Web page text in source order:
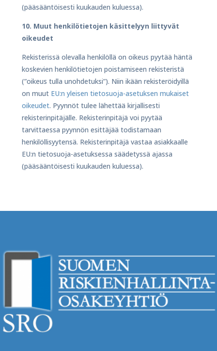
(pääsääntöisesti kuukauden kuluessa).
10. Muut henkilötietojen käsittelyyn liittyvät
oikeudet
Rekisterissä olevalla henkilöllä on oikeus pyytää häntä
koskevien henkilötietojen poistamiseen rekisteristä
(”oikeus tulla unohdetuksi”). Niin ikään rekisteröidyillä
on muut EU:n yleisen tietosuoja-asetuksen mukaiset
oikeudet. Pyynnöt tulee lähettää kirjallisesti
rekisterinpitäjälle. Rekisterinpitäjä voi pyytää
tarvittaessa pyynnön esittäjää todistamaan
henkilöllisyytensä. Rekisterinpitäjä vastaa asiakkaalle
EU:n tietosuoja-asetuksessa säädetyssä ajassa
(pääsääntöisesti kuukauden kuluessa).